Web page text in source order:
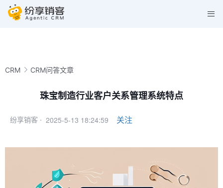
CRM CRM问答文章
珠宝制造行业客户关系管理系统特点
纷享销客 · 2025-5-13 18:24:59 关注